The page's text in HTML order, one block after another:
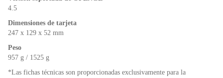
4.5
Dimensiones de tarjeta
247 x 129 x 52 mm
Peso
957 g / 1525 g
*Las fichas técnicas son proporcionadas exclusivamente para la